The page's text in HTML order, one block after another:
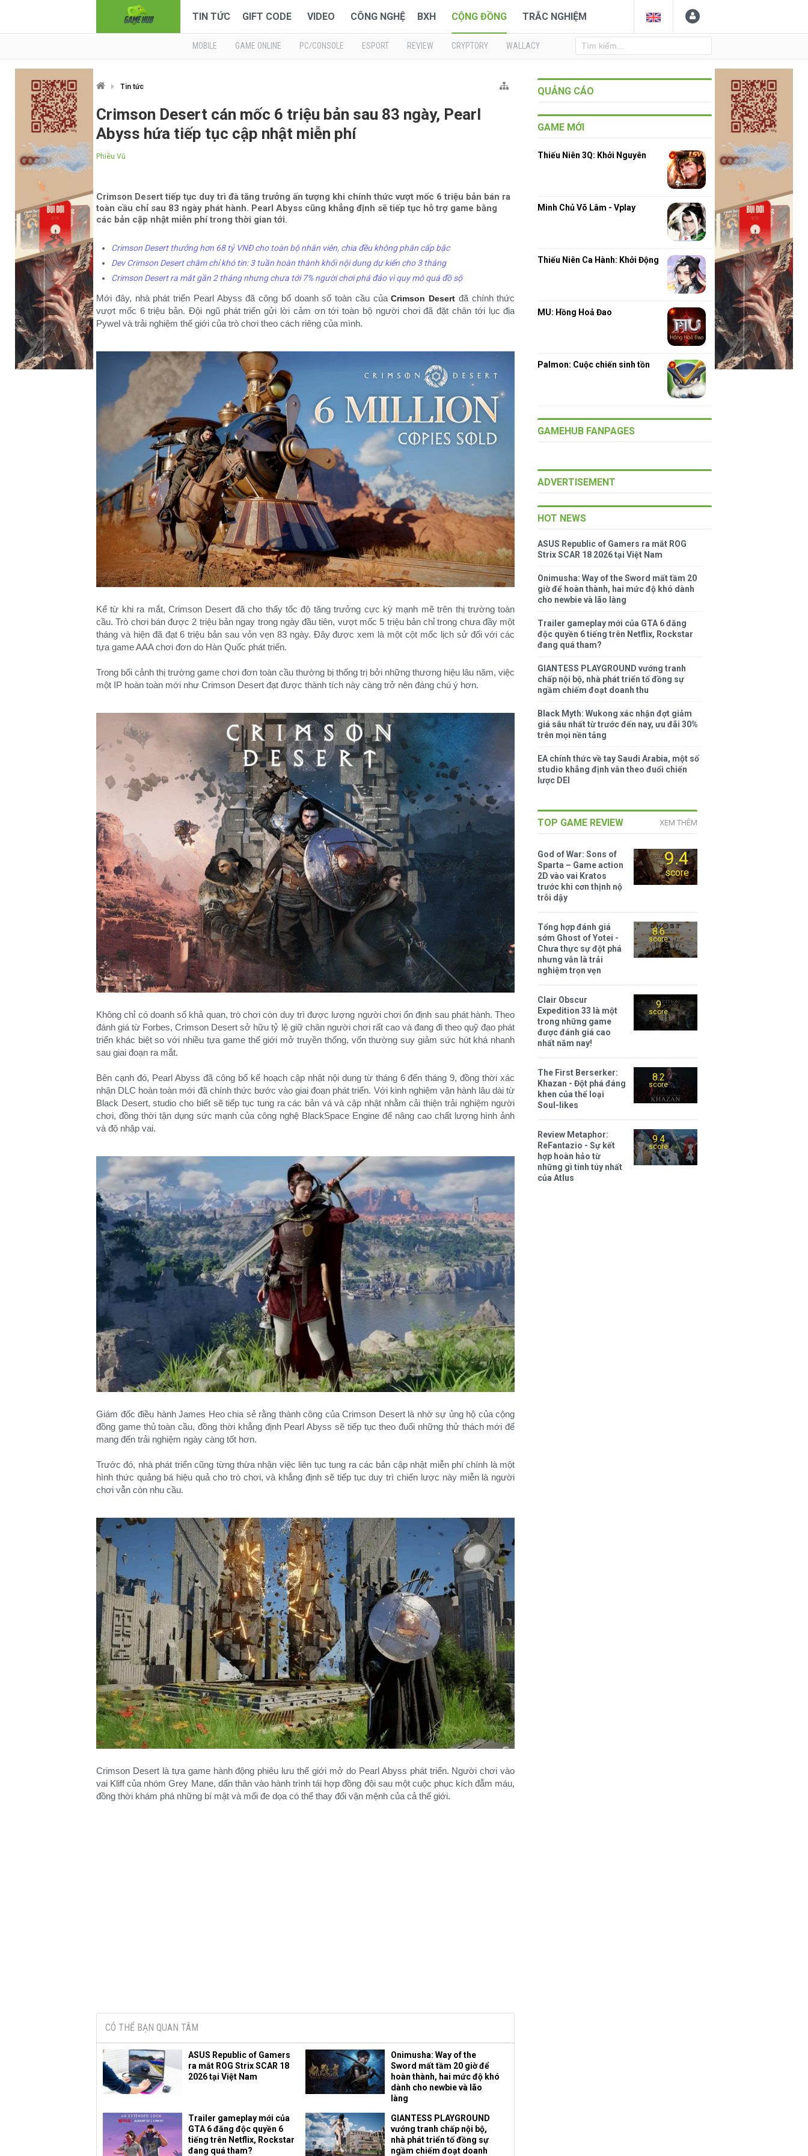
TIN TỨC GIFT CODE VIDEO CÔNG NGHỆ BXH CỘNG ĐỒNG TRẮC NGHIỆM
MOBILE GAME ONLINE PC/CONSOLE ESPORT REVIEW CRYPTORY WALLACY
Tin tức
Crimson Desert cán mốc 6 triệu bản sau 83 ngày, Pearl
Abyss hứa tiếp tục cập nhật miễn phí
Phiêu Vũ
Crimson Desert tiếp tục duy trì đà tăng trưởng ấn tượng khi chính thức vượt mốc 6 triệu bản bán ra
toàn cầu chỉ sau 83 ngày phát hành. Pearl Abyss cũng khẳng định sẽ tiếp tục hỗ trợ game bằng
các bản cập nhật miễn phí trong thời gian tới.
Crimson Desert thưởng hơn 68 tỷ VNĐ cho toàn bộ nhân viên, chia đều không phân cấp bậc
Dev Crimson Desert chăm chỉ khó tin: 3 tuần hoàn thành khối nội dung dự kiến cho 3 tháng
Crimson Desert ra mắt gần 2 tháng nhưng chưa tới 7% người chơi phá đảo vì quy mô quá đồ sộ
Mới đây, nhà phát triển Pearl Abyss đã công bố doanh số toàn cầu củaCrimson Desert đã chính thức
vượt mốc 6 triệu bản. Đội ngũ phát triển gửi lời cảm ơn tới toàn bộ người chơi đã đặt chân tới lục địa
Pywel và trải nghiệm thế giới của trò chơi theo cách riêng của mình.
Kể từ khi ra mắt, Crimson Desert đã cho thấy tốc độ tăng trưởng cực kỳ mạnh mẽ trên thị trường toàn
cầu. Trò chơi bán được 2 triệu bản ngay trong ngày đầu tiên, vượt mốc 5 triệu bản chỉ trong chưa đầy một
tháng và hiện đã đạt 6 triệu bản sau vỏn vẹn 83 ngày. Đây được xem là một cột mốc lịch sử đối với các
tựa game AAA chơi đơn do Hàn Quốc phát triển.
Trong bối cảnh thị trường game chơi đơn toàn cầu thường bị thống trị bởi những thương hiệu lâu năm, việc
một IP hoàn toàn mới như Crimson Desert đạt được thành tích này càng trở nên đáng chú ý hơn.
Không chỉ có doanh số khả quan, trò chơi còn duy trì được lượng người chơi ổn định sau phát hành. Theo
đánh giá từ Forbes, Crimson Desert sở hữu tỷ lệ giữ chân người chơi rất cao và đang đi theo quỹ đạo phát
triển khác biệt so với nhiều tựa game thế giới mở truyền thống, vốn thường suy giảm sức hút khá nhanh
sau giai đoạn ra mắt.
Bên cạnh đó, Pearl Abyss đã công bố kế hoạch cập nhật nội dung từ tháng 6 đến tháng 9, đồng thời xác
nhận DLC hoàn toàn mới đã chính thức bước vào giai đoạn phát triển. Với kinh nghiệm vận hành lâu dài từ
Black Desert, studio cho biết sẽ tiếp tục tung ra các bản vá và cập nhật nhằm cải thiện trải nghiệm người
chơi, đồng thời tận dụng sức mạnh của công nghệ BlackSpace Engine để nâng cao chất lượng hình ảnh
và độ nhập vai.
Giám đốc điều hành James Heo chia sẻ rằng thành công của Crimson Desert là nhờ sự ủng hộ của cộng
đồng game thủ toàn cầu, đồng thời khẳng định Pearl Abyss sẽ tiếp tục theo đuổi những thử thách mới để
mang đến trải nghiệm ngày càng tốt hơn.
Trước đó, nhà phát triển cũng từng thừa nhận việc liên tục tung ra các bản cập nhật miễn phí chính là một
hình thức quảng bá hiệu quả cho trò chơi, và khẳng định sẽ tiếp tục duy trì chiến lược này miễn là người
chơi vẫn còn nhu cầu.
Crimson Desert là tựa game hành động phiêu lưu thế giới mở do Pearl Abyss phát triển. Người chơi vào
vai Kliff của nhóm Grey Mane, dấn thân vào hành trình tái hợp đồng đội sau một cuộc phục kích đẫm máu,
đồng thời khám phá những bí mật và mối đe dọa có thể thay đổi vận mệnh của cả thế giới.​
CÓ THỂ BẠN QUAN TÂM
ASUS Republic of Gamers
ra mắt ROG Strix SCAR 18
2026 tại Việt Nam
Onimusha: Way of the
Sword mất tầm 20 giờ để
hoàn thành, hai mức độ khó
dành cho newbie và lão
làng
Trailer gameplay mới của
GTA 6 đăng độc quyền 6
tiếng trên Netflix, Rockstar
đang quá tham?
GIANTESS PLAYGROUND
vướng tranh chấp nội bộ,
nhà phát triển tố đồng sự
ngầm chiếm đoạt doanh
QUẢNG CÁO
GAME MỚI
Thiếu Niên 3Q: Khởi Nguyên
Minh Chủ Võ Lâm - Vplay
Thiếu Niên Ca Hành: Khởi Động
MU: Hồng Hoả Đao
Palmon: Cuộc chiến sinh tồn
GAMEHUB FANPAGES
ADVERTISEMENT
HOT NEWS
ASUS Republic of Gamers ra mắt ROG
Strix SCAR 18 2026 tại Việt Nam
Onimusha: Way of the Sword mất tầm 20
giờ để hoàn thành, hai mức độ khó dành
cho newbie và lão làng
Trailer gameplay mới của GTA 6 đăng
độc quyền 6 tiếng trên Netflix, Rockstar
đang quá tham?
GIANTESS PLAYGROUND vướng tranh
chấp nội bộ, nhà phát triển tố đồng sự
ngầm chiếm đoạt doanh thu
Black Myth: Wukong xác nhận đợt giảm
giá sâu nhất từ trước đến nay, ưu đãi 30%
trên mọi nền tảng
EA chính thức về tay Saudi Arabia, một số
studio khẳng định vẫn theo đuổi chiến
lược DEI
TOP GAME REVIEW XEM THÊM
9.4
score
God of War: Sons of
Sparta – Game action
2D vào vai Kratos
trước khi cơn thịnh nộ
trỗi dậy
8.6
score
Tổng hợp đánh giá
sớm Ghost of Yotei -
Chưa thực sự đột phá
nhưng vẫn là trải
nghiệm trọn vẹn
9
score
Clair Obscur
Expedition 33 là một
trong những game
được đánh giá cao
nhất năm nay!
8.2
score
The First Berserker:
Khazan - Đột phá đáng
khen của thể loại
Soul-likes
9.4
score
Review Metaphor:
ReFantazio - Sự kết
hợp hoàn hảo từ
những gì tinh túy nhất
của Atlus